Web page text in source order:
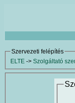
Szervezeti felépítés
ELTE -> Szolgáltató